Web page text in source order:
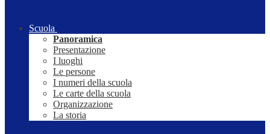
Scuola
Panoramica
Presentazione
I luoghi
Le persone
I numeri della scuola
Le carte della scuola
Organizzazione
La storia